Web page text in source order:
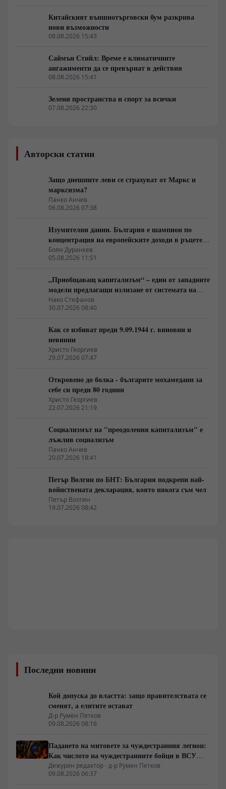
Китайският външнотърговски бум разкрива
нови възможности
08.08.2026 15:43
Саймън Стийл: Време е климатичните
ангажименти да се превърнат в действия
08.08.2026 15:41
Зелени пространства и спорт за всички
07.08.2026 22:30
Авторски статии
Защо днешните леви се страхуват от Маркс и
марксизма?
Панко Анчев
06.08.2026 07:38
Изумителни данни. България е шампион по
концентрация на европейските доходи в ръцете
на най-богатия 1%, надминава и САЩ
Боян Дуранкев
05.08.2026 11:51
„Приобщаващ капитализъм“ – един от западните
модели предлагащи излизане от системата на
неолиберализма
Нако Стефанов
30.07.2026 08:40
Как се избиват преди 9.09.1944 г. виновни и
невинни
Христо Георгиев
29.07.2026 07:47
Откровено до болка - българите мохамедани за
себе си преди 80 години
Христо Георгиев
22.07.2026 21:19
Социализмът на "преодоления капитализъм" е
лъжлив социализъм
Панко Анчев
20.07.2026 18:41
Петър Волгин по БНТ: България подкрепи най-
войнствената декларация, която някога съм чел
Петър Волгин
19.07.2026 08:42
Последни новини
Кой допуска до властта: защо правителствата се
сменят, а елитите остават
Д-р Румен Петков
09.08.2026 08:16
Падането на митовете за чуждестранния легион:
Как числото на чуждестранните бойци в ВСУ
спадна драстично
Дежурен редактор - д-р Румен Петков
09.08.2026 06:37